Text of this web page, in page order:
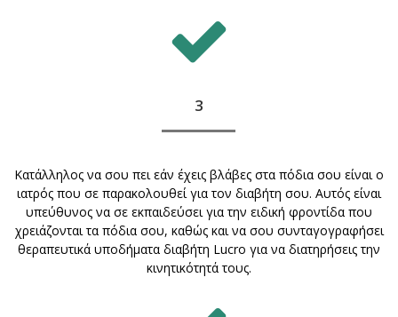
3
Κατάλληλος να σου πει εάν έχεις βλάβες στα πόδια σου είναι ο
ιατρός που σε παρακολουθεί για τον διαβήτη σου. Αυτός είναι
υπεύθυνος να σε εκπαιδεύσει για την ειδική φροντίδα που
χρειάζονται τα πόδια σου, καθώς και να σου συνταγογραφήσει
θεραπευτικά υποδήματα διαβήτη Lucro για να διατηρήσεις την
κινητικότητά τους.